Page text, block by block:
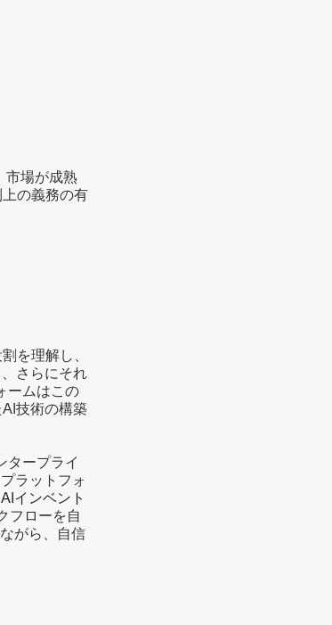
市場が成熟
の義務の有
を理解し、
さらにそれ
ームはこの
技術の構築
タープライ
プラットフォ
AIインベント
フローを自
がら、自信